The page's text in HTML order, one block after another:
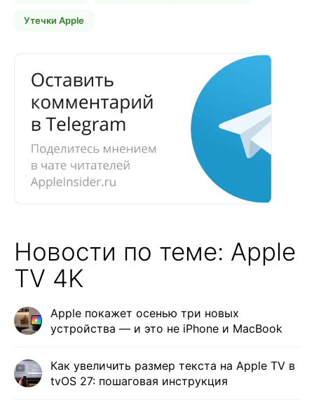
Утечки Apple
Новости по теме: Apple
TV 4K
Apple покажет осенью три новых
устройства — и это не iPhone и MacBook
Как увеличить размер текста на Apple TV в
tvOS 27: пошаговая инструкция